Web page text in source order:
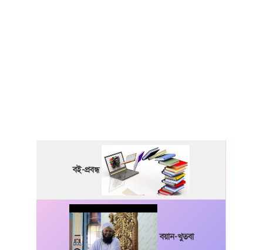
বই-প্রবন্ধ
বয়ান-খুতবা